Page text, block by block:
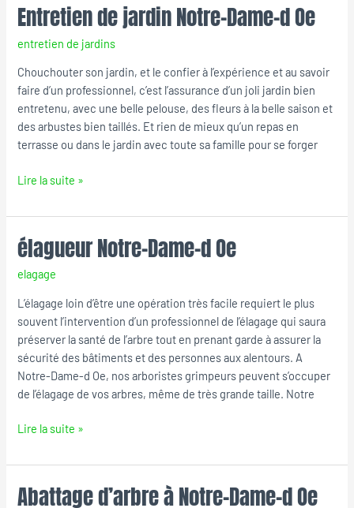
Entretien de jardin Notre-Dame-d Oe
entretien de jardins
Chouchouter son jardin, et le confier à l’expérience et au savoir
faire d’un professionnel, c’est l’assurance d’un joli jardin bien
entretenu, avec une belle pelouse, des fleurs à la belle saison et
des arbustes bien taillés. Et rien de mieux qu’un repas en
terrasse ou dans le jardin avec toute sa famille pour se forger
Entretien
de
jardin
Notre-
Dame-
Oe
Lire la suite »
élagueur Notre-Dame-d Oe
elagage
L’élagage loin d’être une opération très facile requiert le plus
souvent l’intervention d’un professionnel de l’élagage qui saura
préserver la santé de l’arbre tout en prenant garde à assurer la
sécurité des bâtiments et des personnes aux alentours. A
Notre-Dame-d Oe, nos arboristes grimpeurs peuvent s’occuper
de l’élagage de vos arbres, même de très grande taille. Notre
élagueur
Notre-
Dame-
d
Lire la suite »
Abattage d’arbre à Notre-Dame-d Oe
Abattage